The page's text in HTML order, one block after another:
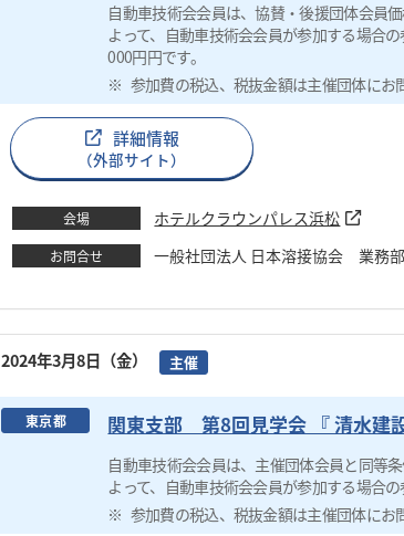
自動車技術会会員は、協賛・後援団体会員
よって、自動車技術会会員が参加する場合
000円円です。
参加費の税込、税抜金額は主催団体にお
詳細情報
（外部サイト）
会場 ホテルクラウンパレス浜松
お問合せ 一般社団法人 日本溶接協会 業
2024年3月8日（金） 主催
東京都 関東支部 第8回見学会 『 清水建
自動車技術会会員は、主催団体会員と同等
よって、自動車技術会会員が参加する場合の
参加費の税込、税抜金額は主催団体にお